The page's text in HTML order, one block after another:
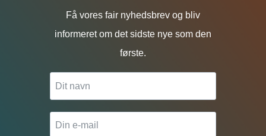
Få vores fair nyhedsbrev og bliv
informeret om det sidste nye som den
første.